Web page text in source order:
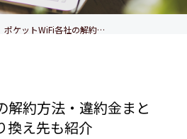
ポケットWiFi各社の解約方法・違約金まとめ！おすすめの乗り換え先も紹介
解約方法・違約金まと
換え先も紹介